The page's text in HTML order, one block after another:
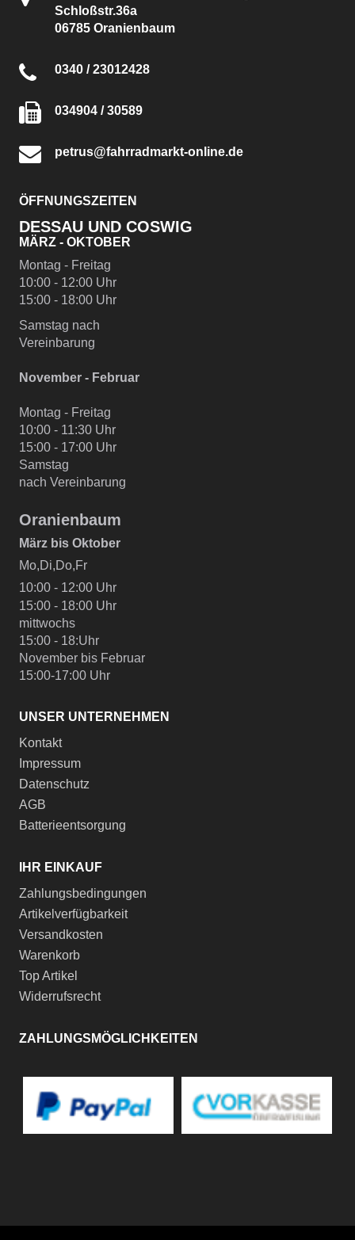
Schloßstr.36a
06785 Oranienbaum
0340 / 23012428
034904 / 30589
petrus@fahrradmarkt-online.de
ÖFFNUNGSZEITEN
DESSAU UND COSWIG
MÄRZ - OKTOBER
Montag - Freitag
10:00 - 12:00 Uhr
15:00 - 18:00 Uhr
Samstag nach
Vereinbarung
November - Februar
Montag - Freitag
10:00 - 11:30 Uhr
15:00 - 17:00 Uhr
Samstag
nach Vereinbarung
Oranienbaum
März bis Oktober
Mo,Di,Do,Fr
10:00 - 12:00 Uhr
15:00 - 18:00 Uhr
mittwochs
15:00 - 18:Uhr
November bis Februar
15:00-17:00 Uhr
UNSER UNTERNEHMEN
Kontakt
Impressum
Datenschutz
AGB
Batterieentsorgung
IHR EINKAUF
Zahlungsbedingungen
Artikelverfügbarkeit
Versandkosten
Warenkorb
Top Artikel
Widerrufsrecht
ZAHLUNGSMÖGLICHKEITEN